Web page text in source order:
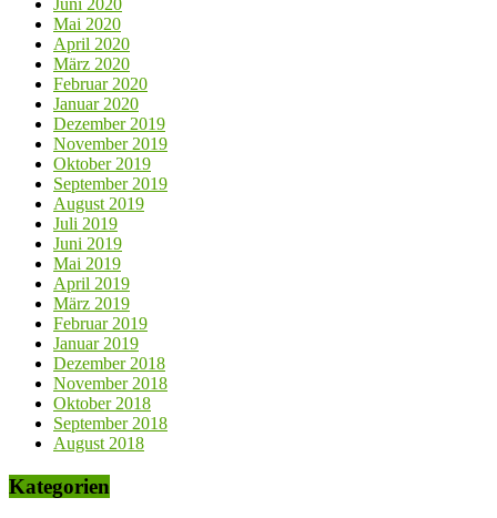
Juni 2020
Mai 2020
April 2020
März 2020
Februar 2020
Januar 2020
Dezember 2019
November 2019
Oktober 2019
September 2019
August 2019
Juli 2019
Juni 2019
Mai 2019
April 2019
März 2019
Februar 2019
Januar 2019
Dezember 2018
November 2018
Oktober 2018
September 2018
August 2018
Kategorien